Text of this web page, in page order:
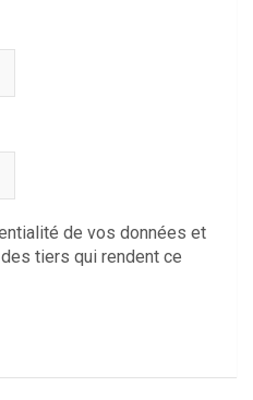
de vos données et
tiers qui rendent ce